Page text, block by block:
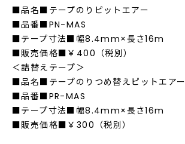
■品名■テープのりピットエアー
■品番■PN-MAS
■テープ寸法■幅8.4mm×長さ16m
■販売価格■￥400（税別）
＜詰替えテープ＞
■品名■テープのりつめ替えピットエアー
■品番■PR-MAS
■テープ寸法■幅8.4mm×長さ16m
■販売価格■￥300（税別）